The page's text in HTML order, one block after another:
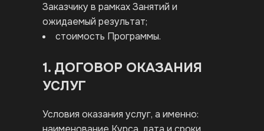
Заказчику в рамках Занятий и
ожидаемый результат;
стоимость Программы.
1. ДОГОВОР ОКАЗАНИЯ
УСЛУГ
Условия оказания услуг, а именно: